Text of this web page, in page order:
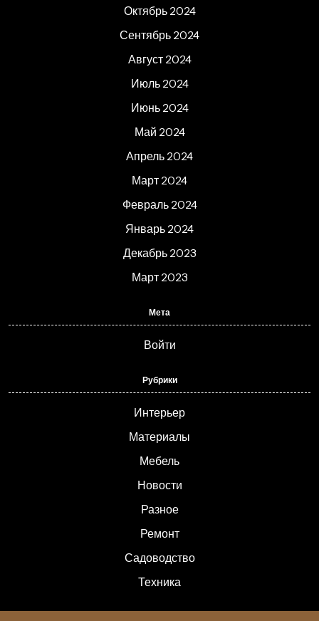
Октябрь 2024
Сентябрь 2024
Август 2024
Июль 2024
Июнь 2024
Май 2024
Апрель 2024
Март 2024
Февраль 2024
Январь 2024
Декабрь 2023
Март 2023
Мета
Войти
Рубрики
Интерьер
Материалы
Мебель
Новости
Разное
Ремонт
Садоводство
Техника